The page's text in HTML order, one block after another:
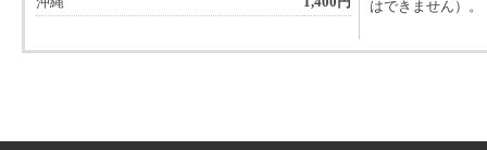
はできません）。